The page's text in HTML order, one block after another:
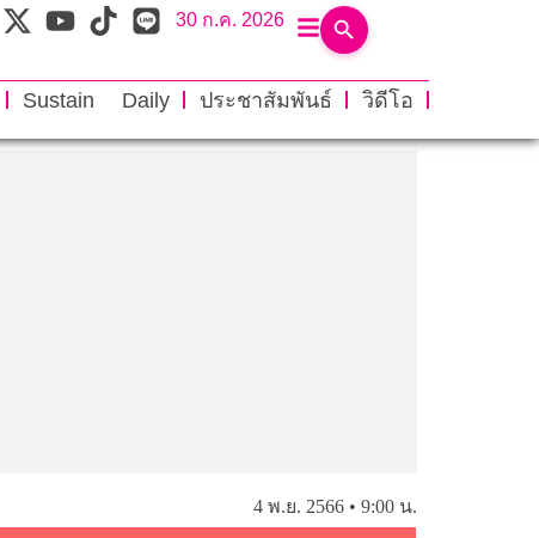
30 ก.ค. 2026
Sustain Daily ประชาสัมพันธ์
วิดีโอ
4 พ.ย. 2566 • 9:00 น.